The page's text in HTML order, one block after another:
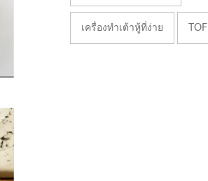
เครื่องทำเต้าหู้ที่ง่าย